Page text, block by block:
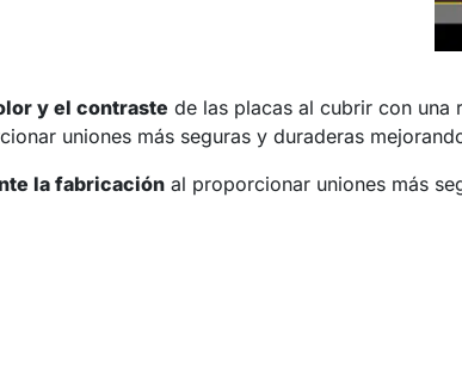
y el contraste de las placas al cubrir con una
uniones más seguras y duraderas
la fabricación al proporcionar uniones más